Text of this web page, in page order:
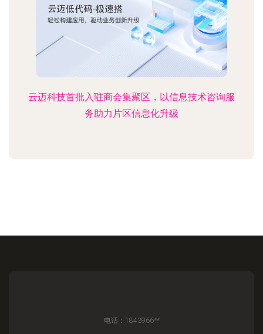
云迈科技首批入驻商会集聚区，以信息技术咨询服
务助力片区信息化升级
电话：1843966**